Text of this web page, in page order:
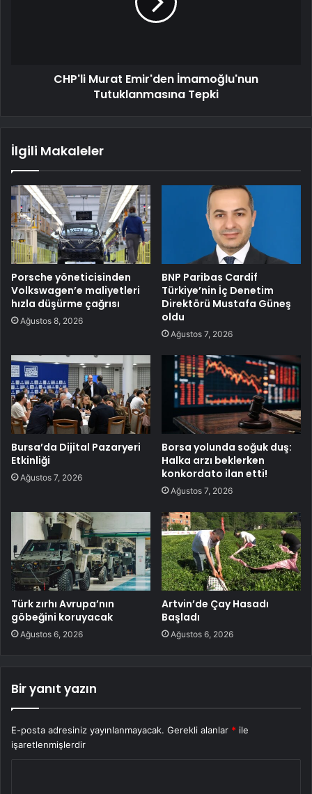
CHP'li Murat Emir'den İmamoğlu'nun
Tutuklanmasına Tepki
İlgili Makaleler
Porsche yöneticisinden
Volkswagen’e maliyetleri
hızla düşürme çağrısı
Ağustos 8, 2026
BNP Paribas Cardif
Türkiye’nin İç Denetim
Direktörü Mustafa Güneş
oldu
Ağustos 7, 2026
Bursa’da Dijital Pazaryeri
Etkinliği
Ağustos 7, 2026
Borsa yolunda soğuk duş:
Halka arzı beklerken
konkordato ilan etti!
Ağustos 7, 2026
Türk zırhı Avrupa’nın
göbeğini koruyacak
Ağustos 6, 2026
Artvin’de Çay Hasadı
Başladı
Ağustos 6, 2026
Bir yanıt yazın
E-posta adresiniz yayınlanmayacak. Gerekli alanlar * ile
işaretlenmişlerdir